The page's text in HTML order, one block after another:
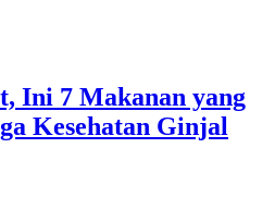
Ini 7 Makanan yang
Kesehatan Ginjal